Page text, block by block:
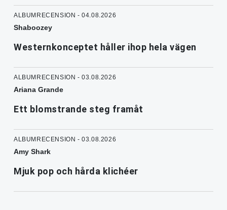
ALBUMRECENSION - 04.08.2026
Shaboozey
Westernkonceptet håller ihop hela vägen
ALBUMRECENSION - 03.08.2026
Ariana Grande
Ett blomstrande steg framåt
ALBUMRECENSION - 03.08.2026
Amy Shark
Mjuk pop och hårda klichéer